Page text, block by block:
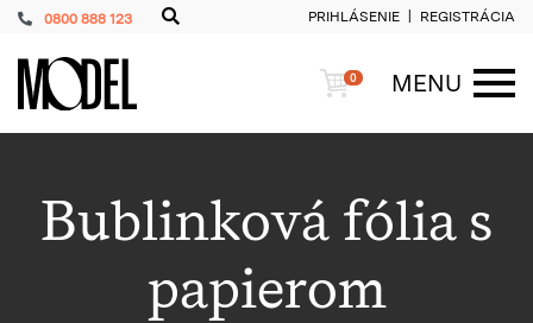
0800 888 123 PRIHLÁSENIE REGISTRÁCIA
PackShop Košík
0
MENU
Bublinková fólia s
papierom